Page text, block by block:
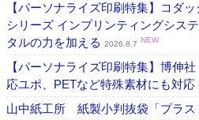
【パーソナライズ印刷特集】コダ
シリーズ インプリンティングシス
タルの力を加える 2026.8.7 NEW
【パーソナライズ印刷特集】博伸
応ユポ、PETなど特殊素材にも対応
山中紙工所 紙製小判抜袋「プラス